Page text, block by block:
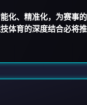
化、精准化，为赛事
体育的深度结合必将